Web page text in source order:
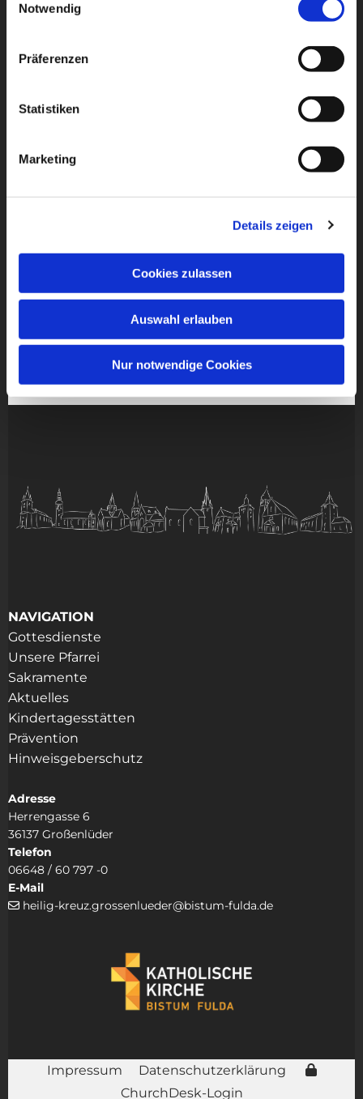
Notwendig
Präferenzen
Statistiken
Marketing
Details zeigen
Cookies zulassen
Auswahl erlauben
Nur notwendige Cookies
NAVIGATION
Gottesdienste
Unsere Pfarrei
Sakramente
Aktuelles
Kindertagesstätten
Prävention
Hinweisgeberschutz
Adresse
Herrengasse 6
36137 Großenlüder
Telefon
06648 / 60 797 -0
E-Mail
 heilig-kreuz.grossenlueder@bistum-fulda.de
Impressum
Datenschutzerklärung
ChurchDesk-Login